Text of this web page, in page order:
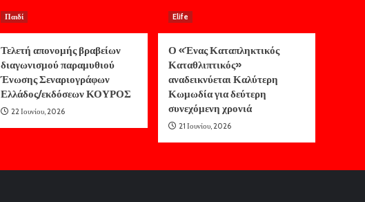
Παιδί
Τελετή απονομής βραβείων
διαγωνισμού παραμυθιού
Ένωσης Σεναριογράφων
Ελλάδος/εκδόσεων ΚΟΥΡΟΣ
22 Ιουνίου, 2026
Elife
Ο «Ένας Καταπληκτικός
Καταθλιπτικός»
αναδεικνύεται Καλύτερη
Κωμωδία για δεύτερη
συνεχόμενη χρονιά
21 Ιουνίου, 2026